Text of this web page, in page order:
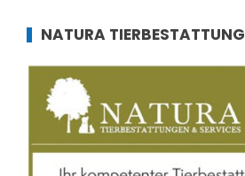
NATURA TIERBESTATTUNG